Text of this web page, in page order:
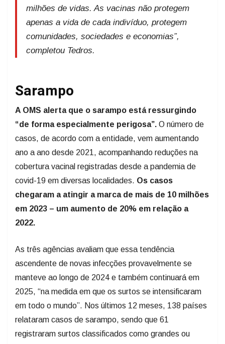
milhões de vidas. As vacinas não protegem
apenas a vida de cada indivíduo, protegem
comunidades, sociedades e economias”,
completou Tedros.
Sarampo
A OMS alerta que o sarampo está ressurgindo
“de forma especialmente perigosa”. O número de
casos, de acordo com a entidade, vem aumentando
ano a ano desde 2021, acompanhando reduções na
cobertura vacinal registradas desde a pandemia de
covid-19 em diversas localidades. Os casos
chegaram a atingir a marca de mais de 10 milhões
em 2023 – um aumento de 20% em relação a
2022.
As três agências avaliam que essa tendência
ascendente de novas infecções provavelmente se
manteve ao longo de 2024 e também continuará em
2025, “na medida em que os surtos se intensificaram
em todo o mundo”. Nos últimos 12 meses, 138 países
relataram casos de sarampo, sendo que 61
registraram surtos classificados como grandes ou